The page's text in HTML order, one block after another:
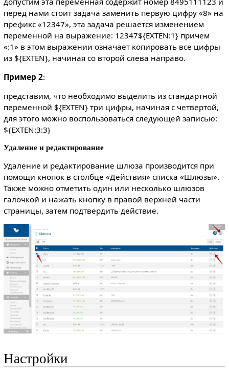
перед нами стоит задача заменить первую цифру «8» на
префикс «12347», эта задача решается изменением
переменной на выражение: 12347${EXTEN:1} причем
«:1» в этом выражении означает копировать все цифры
из ${EXTEN}, начиная со второй слева направо.
Пример 2:
представим, что необходимо выделить из стандартной
переменной ${EXTEN} три цифры, начиная с четвертой,
для этого можно воспользоваться следующей записью:
${EXTEN:3:3}
Удаление и редактирование
Удаление и редактирование шлюза производится при
помощи кнопок в столбце «Действия» списка «Шлюзы».
Также можно отметить один или несколько шлюзов
галочкой и нажать кнопку в правой верхней части
страницы, затем подтвердить действие.
Настройки